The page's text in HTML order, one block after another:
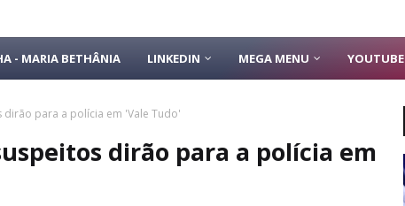
- MARIA BETHÂNIA LINKEDIN MEGA MENU YOUTUBE
para a polícia em 'Vale Tudo'
dirão para a polícia em